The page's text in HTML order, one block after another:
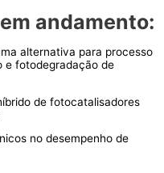
andamento:
alternativa para processo
e fotodegradação de
de fotocatalisadores
no desempenho de